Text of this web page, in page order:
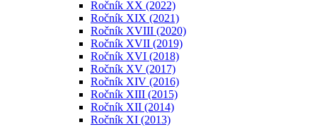
Ročník XX (2022)
Ročník XIX (2021)
Ročník XVIII (2020)
Ročník XVII (2019)
Ročník XVI (2018)
Ročník XV (2017)
Ročník XIV (2016)
Ročník XIII (2015)
Ročník XII (2014)
Ročník XI (2013)